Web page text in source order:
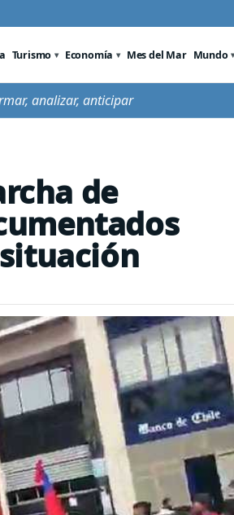
Turismo Economía Mes del Mar Mundo
analizar, anticipar
de